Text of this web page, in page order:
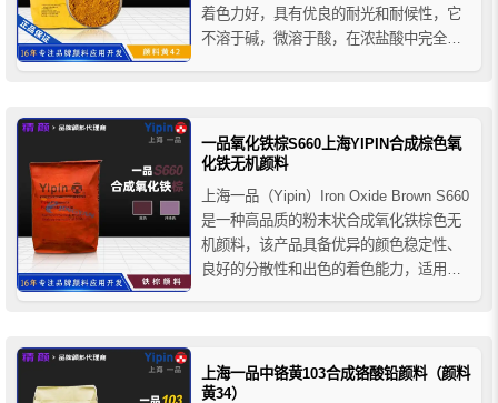
着色力好，具有优良的耐光和耐候性，它
不溶于碱，微溶于酸，在浓盐酸中完全溶
于建材、涂料、塑料、橡胶、油墨等领
域...
一品氧化铁棕S660上海YIPIN合成棕色氧
化铁无机颜料
上海一品（Yipin）Iron Oxide Brown S660
是一种高品质的粉末状合成氧化铁棕色无
机颜料，该产品具备优异的颜色稳定性、
良好的分散性和出色的着色能力，适用于
上海一品中铬黄103合成铬酸铅颜料（颜料
黄34）